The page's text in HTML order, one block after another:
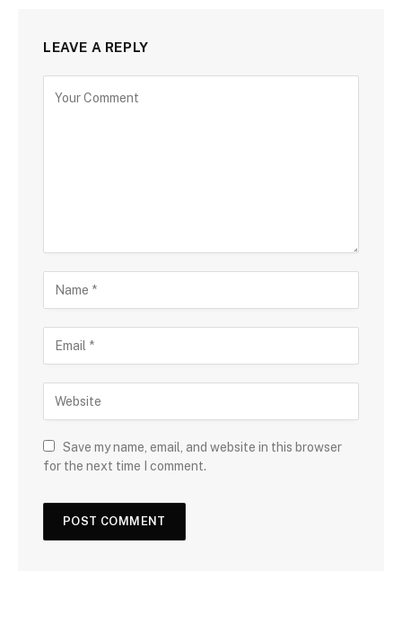
LEAVE A REPLY
Save my name, email, and website in this browser
for the next time I comment.